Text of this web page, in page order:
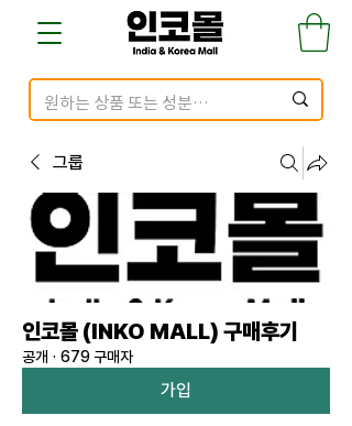
그룹
인코몰 (INKO MALL) 구매후기
공개 · 679 구매자
가입